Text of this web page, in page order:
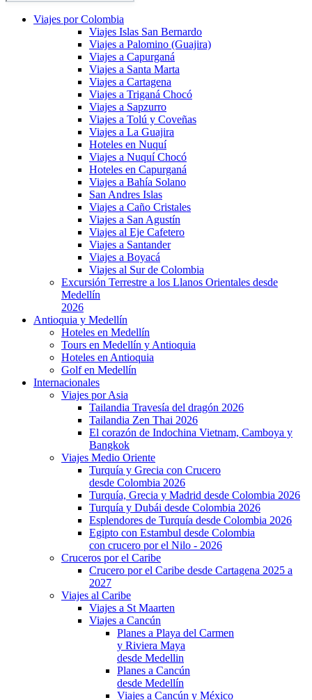
Viajes por Colombia
Viajes Islas San Bernardo
Viajes a Palomino (Guajira)
Viajes a Capurganá
Viajes a Santa Marta
Viajes a Cartagena
Viajes a Triganá Chocó
Viajes a Sapzurro
Viajes a Tolú y Coveñas
Viajes a La Guajira
Hoteles en Nuquí
Viajes a Nuquí Chocó
Hoteles en Capurganá
Viajes a Bahía Solano
San Andres Islas
Viajes a Caño Cristales
Viajes a San Agustín
Viajes al Eje Cafetero
Viajes a Santander
Viajes a Boyacá
Viajes al Sur de Colombia
Excursión Terrestre a los Llanos Orientales desde
Medellín
2026
Antioquia y Medellín
Hoteles en Medellín
Tours en Medellín y Antioquia
Hoteles en Antioquia
Golf en Medellín
Internacionales
Viajes por Asia
Tailandia Travesía del dragón 2026
Tailandia Zen Thai 2026
El corazón de Indochina Vietnam, Camboya y
Bangkok
Viajes Medio Oriente
Turquía y Grecia con Crucero
desde Colombia 2026
Turquía, Grecia y Madrid desde Colombia 2026
Turquía y Dubái desde Colombia 2026
Esplendores de Turquía desde Colombia 2026
Egipto con Estambul desde Colombia
con crucero por el Nilo - 2026
Cruceros por el Caribe
Crucero por el Caribe desde Cartagena 2025 a
2027
Viajes al Caribe
Viajes a St Maarten
Viajes a Cancún
Planes a Playa del Carmen
y Riviera Maya
desde Medellin
Planes a Cancún
desde Medellín
Viajes a Cancún y México